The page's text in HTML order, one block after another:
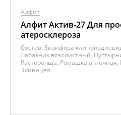
Алфит
Алфит Актив-27 Для
атеросклероза
Состав: Зизифора
Лабазник вязолистный,
Расторопша, Ромашка
Эхинацея